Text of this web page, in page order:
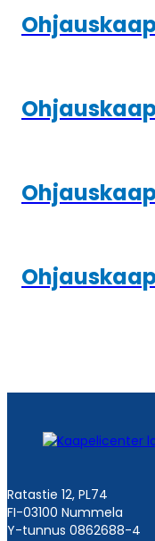
Ratastie 12, PL74
FI-03100 Nummela
Y-tunnus 0862688-4